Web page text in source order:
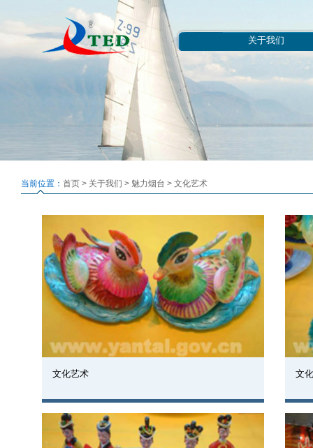
关于我们
当前位置： 首页 > 关于我们 > 魅力烟台 > 文化艺术
文化艺术 文